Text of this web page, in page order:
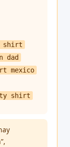
shirt
dad
mexico
shirt